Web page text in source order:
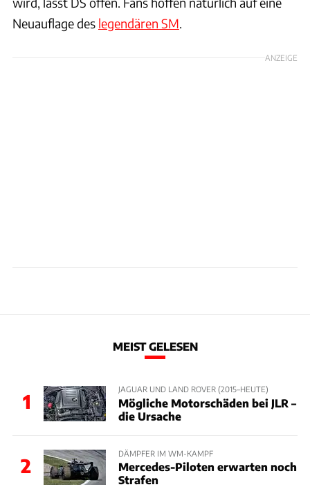
Neuauflage des legendären SM.
ANZEIGE
MEIST GELESEN
1
JAGUAR UND LAND ROVER (2015–HEUTE)
Mögliche Motorschäden bei JLR –
die Ursache
2
DÄMPFER IM WM-KAMPF
Mercedes-Piloten erwarten noch
Strafen